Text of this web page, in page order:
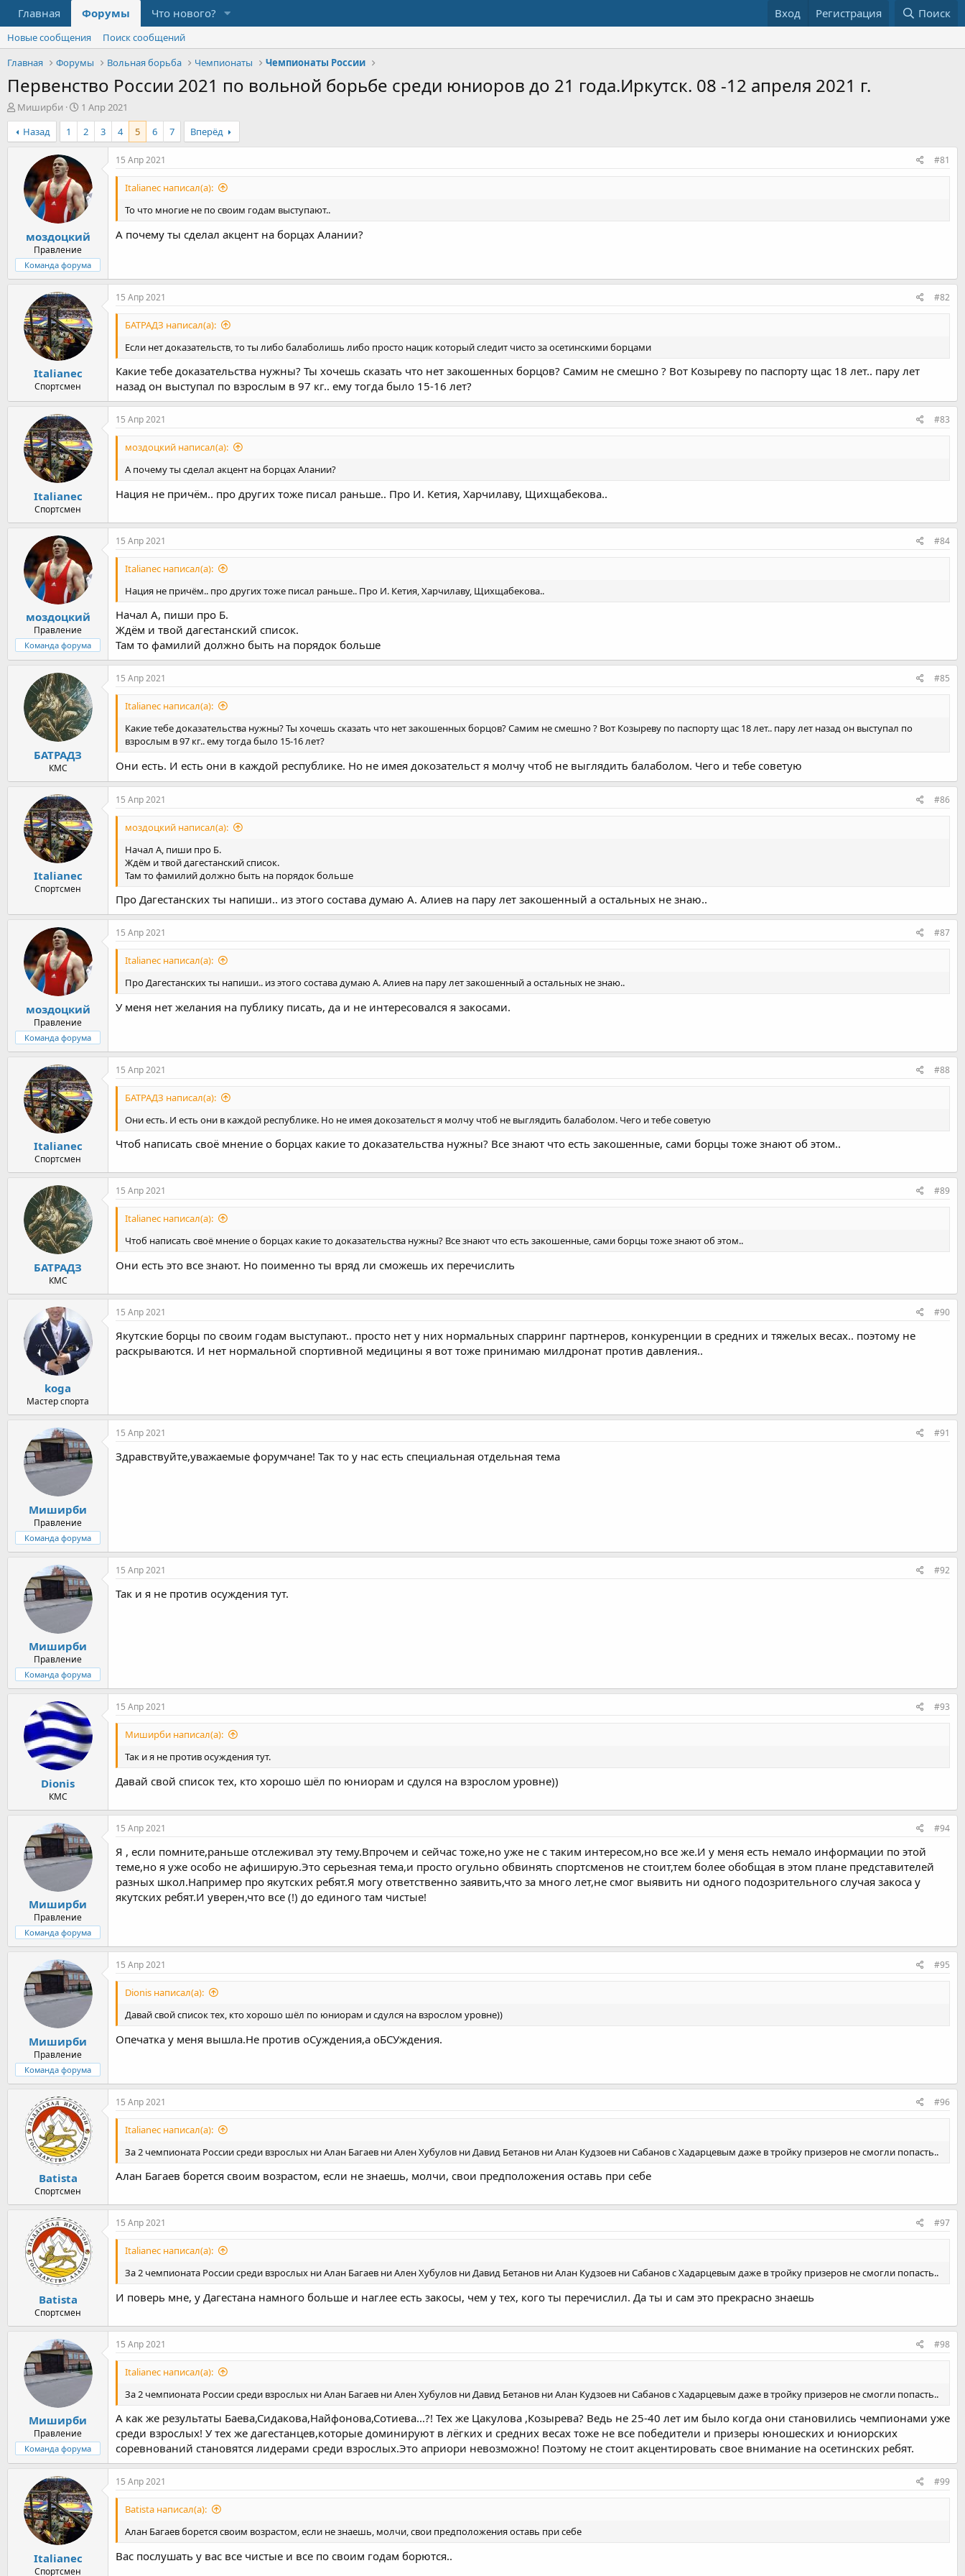
Главная Форумы Что нового? Вход Регистрация Поиск
Новые сообщения
Поиск сообщений
Главная
Форумы Вольная борьба Чемпионаты Чемпионаты России
Первенство России 2021 по вольной борьбе среди юниоров до 21 года.Иркутск. 08 -12 апреля 2021 г.
А
в
т
о
Миширби
Д
а
т
а
а
ч
а
л
1 Апр 2021
Назад
1 2 3 4 5 6 7 Вперёд
моздоцкий
Правление
Команда форума
15 Апр 2021 #81
Italianec написал(а):
То что многие не по своим годам выступают..
А почему ты сделал акцент на борцах Алании?
Italianec
Спортсмен
15 Апр 2021 #82
БАТРАДЗ написал(а):
Если нет доказательств, то ты либо балаболишь либо просто нацик который следит чисто за осетинскими борцами
Какие тебе доказательства нужны? Ты хочешь сказать что нет закошенных борцов? Самим не смешно ? Вот Козыреву по паспорту щас 18 лет.. пару лет
назад он выступал по взрослым в 97 кг.. ему тогда было 15-16 лет?
Italianec
Спортсмен
15 Апр 2021 #83
моздоцкий написал(а):
А почему ты сделал акцент на борцах Алании?
Нация не причём.. про других тоже писал раньше.. Про И. Кетия, Харчилаву, Щихщабекова..
моздоцкий
Правление
Команда форума
15 Апр 2021 #84
Italianec написал(а):
Нация не причём.. про других тоже писал раньше.. Про И. Кетия, Харчилаву, Щихщабекова..
Начал А, пиши про Б.
Ждём и твой дагестанский список.
Там то фамилий должно быть на порядок больше
БАТРАДЗ
КМС
15 Апр 2021 #85
Italianec написал(а):
Какие тебе доказательства нужны? Ты хочешь сказать что нет закошенных борцов? Самим не смешно ? Вот Козыреву по паспорту щас 18 лет.. пару лет назад он выступал по
взрослым в 97 кг.. ему тогда было 15-16 лет?
Они есть. И есть они в каждой республике. Но не имея докозательст я молчу чтоб не выглядить балаболом. Чего и тебе советую
Italianec
Спортсмен
15 Апр 2021 #86
моздоцкий написал(а):
Начал А, пиши про Б.
Ждём и твой дагестанский список.
Там то фамилий должно быть на порядок больше
Про Дагестанских ты напиши.. из этого состава думаю А. Алиев на пару лет закошенный а остальных не знаю..
моздоцкий
Правление
Команда форума
15 Апр 2021 #87
Italianec написал(а):
Про Дагестанских ты напиши.. из этого состава думаю А. Алиев на пару лет закошенный а остальных не знаю..
У меня нет желания на публику писать, да и не интересовался я закосами.
Italianec
Спортсмен
15 Апр 2021 #88
БАТРАДЗ написал(а):
Они есть. И есть они в каждой республике. Но не имея докозательст я молчу чтоб не выглядить балаболом. Чего и тебе советую
Чтоб написать своё мнение о борцах какие то доказательства нужны? Все знают что есть закошенные, сами борцы тоже знают об этом..
БАТРАДЗ
КМС
15 Апр 2021 #89
Italianec написал(а):
Чтоб написать своё мнение о борцах какие то доказательства нужны? Все знают что есть закошенные, сами борцы тоже знают об этом..
Они есть это все знают. Но поименно ты вряд ли сможешь их перечислить
koga
Мастер спорта
15 Апр 2021 #90
Якутские борцы по своим годам выступают.. просто нет у них нормальных спарринг партнеров, конкуренции в средних и тяжелых весах.. поэтому не
раскрываются. И нет нормальной спортивной медицины я вот тоже принимаю милдронат против давления..
Миширби
Правление
Команда форума
15 Апр 2021 #91
Здравствуйте,уважаемые форумчане! Так то у нас есть специальная отдельная тема
Миширби
Правление
Команда форума
15 Апр 2021 #92
Так и я не против осуждения тут.
Dionis
КМС
15 Апр 2021 #93
Миширби написал(а):
Так и я не против осуждения тут.
Давай свой список тех, кто хорошо шёл по юниорам и сдулся на взрослом уровне))
Миширби
Правление
Команда форума
15 Апр 2021 #94
Я , если помните,раньше отслеживал эту тему.Впрочем и сейчас тоже,но уже не с таким интересом,но все же.И у меня есть немало информации по этой
теме,но я уже особо не афиширую.Это серьезная тема,и просто огульно обвинять спортсменов не стоит,тем более обобщая в этом плане представителей
разных школ.Например про якутских ребят.Я могу ответственно заявить,что за много лет,не смог выявить ни одного подозрительного случая закоса у
якутских ребят.И уверен,что все (!) до единого там чистые!
Миширби
Правление
Команда форума
15 Апр 2021 #95
Dionis написал(а):
Давай свой список тех, кто хорошо шёл по юниорам и сдулся на взрослом уровне))
Опечатка у меня вышла.Не против оСуждения,а оБСУждения.
Batista
Спортсмен
15 Апр 2021 #96
Italianec написал(а):
За 2 чемпионата России среди взрослых ни Алан Багаев ни Ален Хубулов ни Давид Бетанов ни Алан Кудзоев ни Сабанов с Хадарцевым даже в тройку призеров не смогли попасть..
Алан Багаев борется своим возрастом, если не знаешь, молчи, свои предположения оставь при себе
Batista
Спортсмен
15 Апр 2021 #97
Italianec написал(а):
За 2 чемпионата России среди взрослых ни Алан Багаев ни Ален Хубулов ни Давид Бетанов ни Алан Кудзоев ни Сабанов с Хадарцевым даже в тройку призеров не смогли попасть..
И поверь мне, у Дагестана намного больше и наглее есть закосы, чем у тех, кого ты перечислил. Да ты и сам это прекрасно знаешь
Миширби
Правление
Команда форума
15 Апр 2021 #98
Italianec написал(а):
За 2 чемпионата России среди взрослых ни Алан Багаев ни Ален Хубулов ни Давид Бетанов ни Алан Кудзоев ни Сабанов с Хадарцевым даже в тройку призеров не смогли попасть..
А как же результаты Баева,Сидакова,Найфонова,Сотиева...?! Тех же Цакулова ,Козырева? Ведь не 25-40 лет им было когда они становились чемпионами уже
среди взрослых! У тех же дагестанцев,которые доминируют в лёгких и средних весах тоже не все победители и призеры юношеских и юниорских
соревнований становятся лидерами среди взрослых.Это априори невозможно! Поэтому не стоит акцентировать свое внимание на осетинских ребят.
Italianec
Спортсмен
15 Апр 2021 #99
Batista написал(а):
Алан Багаев борется своим возрастом, если не знаешь, молчи, свои предположения оставь при себе
Вас послушать у вас все чистые и все по своим годам борются..